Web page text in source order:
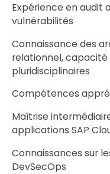
Expérience en audit
vulnérabilités
Connaissance des
relationnel, capacité
pluridisciplinaires
Compétences
Maîtrise
applications SAP
Connaissances sur
DevSecOps